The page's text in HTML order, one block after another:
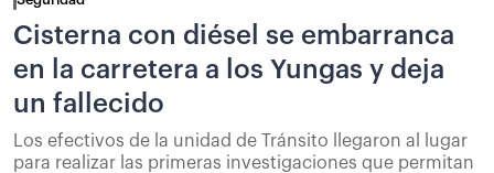
Cisterna con diésel se embarranca
en la carretera a los Yungas y deja
un fallecido
Los efectivos de la unidad de Tránsito llegaron al lugar
para realizar las primeras investigaciones que permitan